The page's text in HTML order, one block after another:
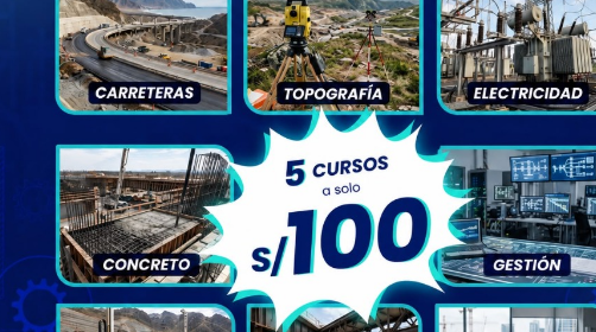
instalaciones eléctricas.
y tensión en la carga.
e impedancia.
la caída de tensión en CC (Corriente Continua).